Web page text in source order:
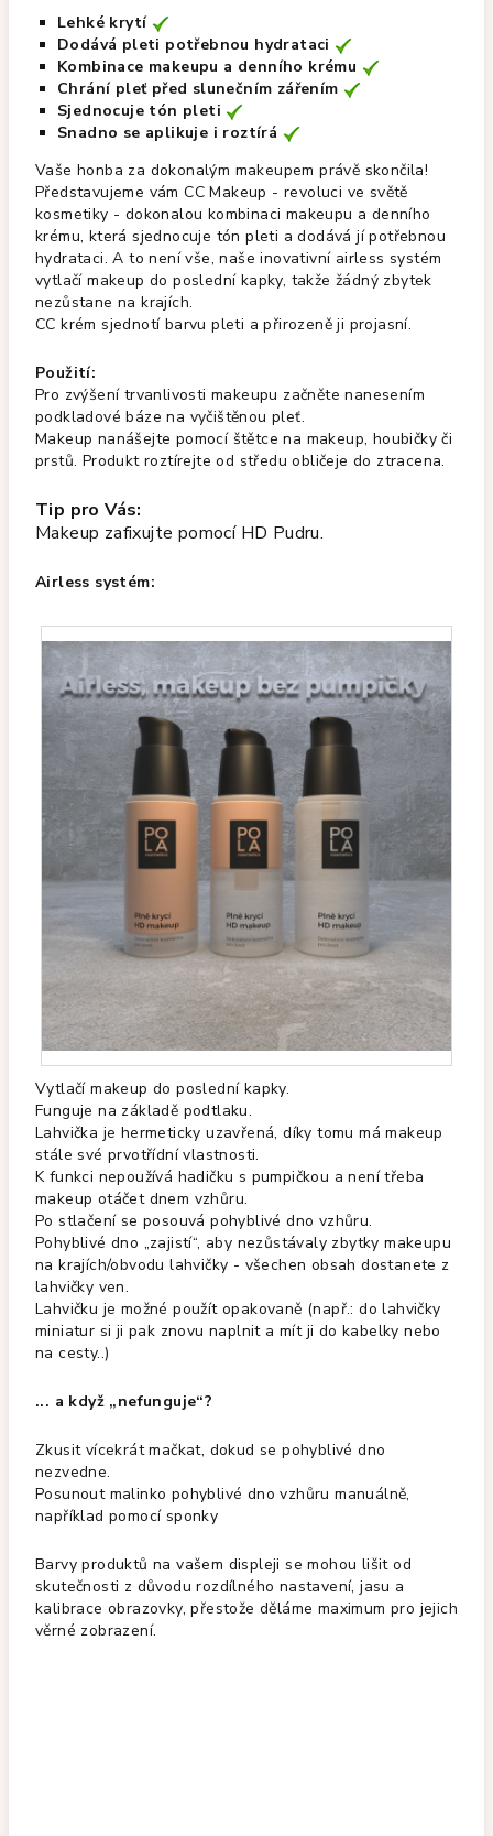
Lehké krytí
Dodává pleti potřebnou hydrataci
Kombinace makeupu a denního krému
Chrání pleť před slunečním zářením
Sjednocuje tón pleti
Snadno se aplikuje i roztírá
Vaše honba za dokonalým makeupem právě skončila!
Představujeme vám CC Makeup - revoluci ve světě
kosmetiky - dokonalou kombinaci makeupu a denního
krému, která sjednocuje tón pleti a dodává jí potřebnou
hydrataci. A to není vše, naše inovativní airless systém
vytlačí makeup do poslední kapky, takže žádný zbytek
nezůstane na krajích.
CC krém sjednotí barvu pleti a přirozeně ji projasní.
Použití:
Pro zvýšení trvanlivosti makeupu začněte nanesením
podkladové báze na vyčištěnou pleť.
Makeup nanášejte pomocí štětce na makeup, houbičky či
prstů. Produkt roztírejte od středu obličeje do ztracena.
Tip pro Vás:
Makeup zafixujte pomocí HD Pudru.
Airless systém:
Vytlačí makeup do poslední kapky.
Funguje na základě podtlaku.
Lahvička je hermeticky uzavřená, díky tomu má makeup
stále své prvotřídní vlastnosti.
K funkci nepoužívá hadičku s pumpičkou a není třeba
makeup otáčet dnem vzhůru.
Po stlačení se posouvá pohyblivé dno vzhůru.
Pohyblivé dno „zajistí“, aby nezůstávaly zbytky makeupu
na krajích/obvodu lahvičky - všechen obsah dostanete z
lahvičky ven.
Lahvičku je možné použít opakovaně (např.: do lahvičky
miniatur si ji pak znovu naplnit a mít ji do kabelky nebo
na cesty..)
... a když „nefunguje“?
Zkusit vícekrát mačkat, dokud se pohyblivé dno
nezvedne.
Posunout malinko pohyblivé dno vzhůru manuálně,
například pomocí sponky
Barvy produktů na vašem displeji se mohou lišit od
skutečnosti z důvodu rozdílného nastavení, jasu a
kalibrace obrazovky, přestože děláme maximum pro jejich
věrné zobrazení.